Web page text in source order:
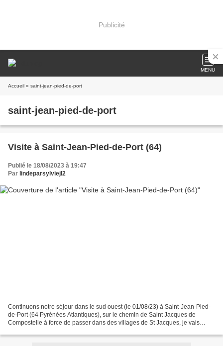
Publicité
MENU
Accueil » saint-jean-pied-de-port
saint-jean-pied-de-port
Visite à Saint-Jean-Pied-de-Port (64)
Publié le 18/08/2023 à 19:47
Par lindeparsylviejl2
Continuons notre séjour dans le sud ouest (le 01/08/23) à Saint-Jean-Pied-
de-Port (64 Pyrénées Atlantiques), sur le chemin de Saint Jacques de
Compostelle à force de passer dans des villages de St Jacques, je vais